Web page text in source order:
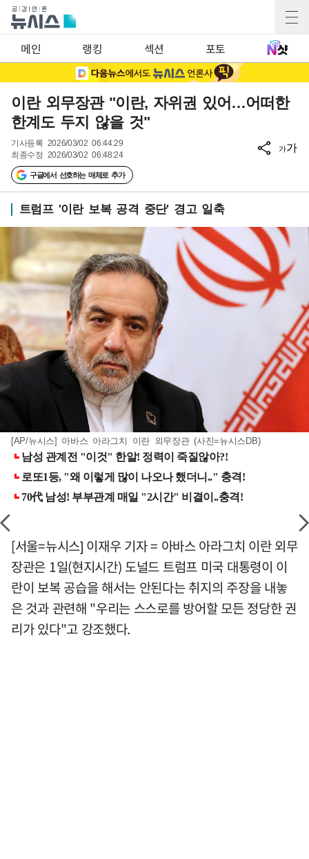
메인 랭킹 섹션 포토
이란 외무장관 "이란, 자위권 있어…어떠한
한계도 두지 않을 것"
기사등록 2026/03/02 06:44:29
최종수정 2026/03/02 06:48:24
구글에서 선호하는 매체로 추가
가가
트럼프 '이란 보복 공격 중단' 경고 일축
[AP/뉴시스] 아바스 아라그치 이란 외무장관 (사진=뉴시스DB)
[서울=뉴시스] 이재우 기자 = 아바스 아라그치 이란 외무
장관은 1일(현지시간) 도널드 트럼프 미국 대통령이 이
란이 보복 공습을 해서는 안된다는 취지의 주장을 내놓
은 것과 관련해 "우리는 스스로를 방어할 모든 정당한 권
리가 있다"고 강조했다.